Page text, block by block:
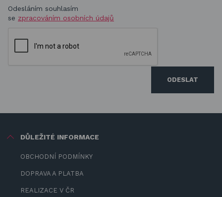
Odesláním souhlasím
se zpracováním osobních údajů
ODESLAT
DŮLEŽITÉ INFORMACE
OBCHODNÍ PODMÍNKY
DOPRAVA A PLATBA
REALIZACE V ČR